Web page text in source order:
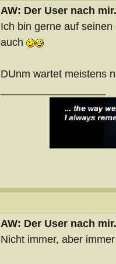
AW: Der User nach
Ich bin gerne auf
auch
DUnm wartet meistens
AW: Der User nach
Nicht immer, aber